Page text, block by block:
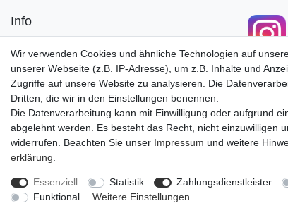
Info
Retourenportal
Anfahrt/Öffnungszeiten
Versandkosten
Zu unserem Blog
Wir verwenden Cookies und ähnliche Technologien auf
unserer Webseite (z.B. IP-Adresse), um z.B. Inhalte und
Zugriffe auf unsere Website zu analysieren. Die
Dritten, die wir in den Einstellungen benennen.
Die Datenverarbeitung kann mit Einwilligung oder aufgrund
abgelehnt werden. Es besteht das Recht, nicht einzuwilligen
widerrufen. Beachten Sie unser Impressum und weitere
erklärung
Essenziell Statistik Zahlungsdienstleister
Funktional
Weitere Einstellungen